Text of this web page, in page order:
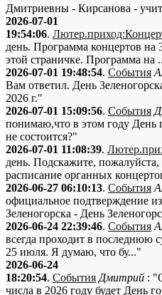
Дмитриевны - Кирсанова -
2026-07-01
19:54:06.
день. Программа концертов
этой страничке. Программа на
2026-07-01 19:48:54. События
Вам ответил. День
2026 г."
2026-07-01 15:09:56. События
понимаю,что в этом году День
не состоится?"
2026-07-01 11:08:39.
день. Подскажите,
расписание органных
2026-06-27 06:10:13. События
официальное подтверждение
Зеленогорска - День
2026-06-24 22:39:46. События
всегда проходит в последнюю
25 июля. Я думаю, что бу..."
2026-06-24
18:20:54. События Дмитрий :
числа в 2026 году будет День